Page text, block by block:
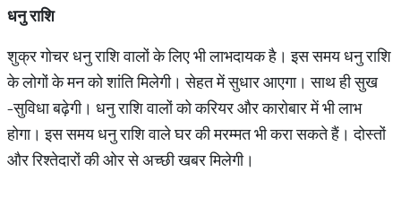
धनुराशि
शुक्र गोचर धनु राशि वालों के लिए भी लाभदायक है। इस समय धनु राशि
के लोगों के मन को शांति मिलेगी। सेहत में सुधार आएगा। साथ ही सुख
-सुविधा बढ़ेगी। धनु राशि वालों को करियर और कारोबार में भी लाभ
होगा। इस समय धनु राशि वाले घर की मरम्मत भी करा सकते हैं। दोस्तों
और रिश्तेदारों की ओर से अच्छी खबर मिलेगी।